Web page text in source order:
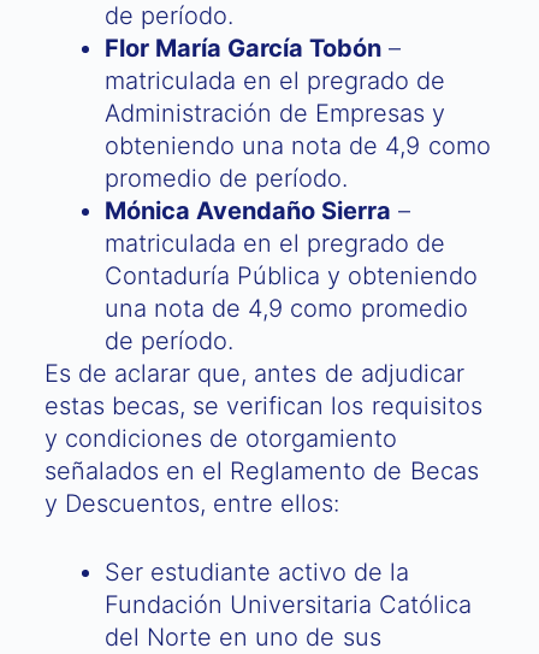
de período.
Flor María García Tobón –
matriculada en el pregrado de
Administración de Empresas y
obteniendo una nota de 4,9 como
promedio de período.
Mónica Avendaño Sierra –
matriculada en el pregrado de
Contaduría Pública y obteniendo
una nota de 4,9 como promedio
de período.
Es de aclarar que, antes de adjudicar
estas becas, se verifican los requisitos
y condiciones de otorgamiento
señalados en el Reglamento de Becas
y Descuentos, entre ellos:
Ser estudiante activo de la
Fundación Universitaria Católica
del Norte en uno de sus